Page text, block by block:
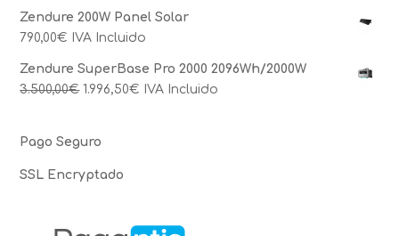
Zendure 200W Panel Solar
790,00€ IVA Incluido
Zendure SuperBase Pro 2000 2096Wh/2000W
3.500,00€ 1.996,50€ IVA Incluido
Pago Seguro
SSL Encryptado